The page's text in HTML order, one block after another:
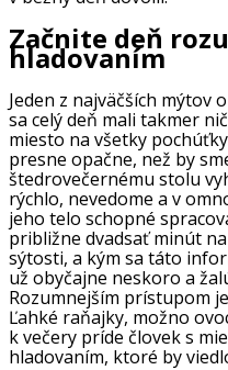
Začnite deň
hladovaním
Jeden z najväčších mýtov
sa celý deň mali takmer
miesto na všetky
presne opačne, než by
štedrovečernému stolu
rýchlo, nevedome a v
jeho telo schopné
približne dvadsať minút
sýtosti, a kým sa táto
už obyčajne neskoro a
Rozumnejším prístupom
Ľahké raňajky, možno
k večery príde človek s
hladovaním, ktoré by